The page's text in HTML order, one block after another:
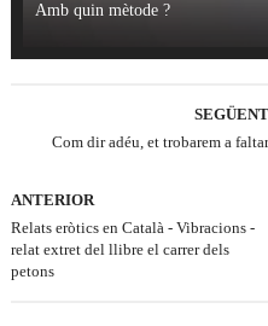
Amb quin mètode ?
SEGÜENT
Com dir adéu, et trobarem a faltar
ANTERIOR
Relats eròtics en Català - Vibracions -
relat extret del llibre el carrer dels
petons